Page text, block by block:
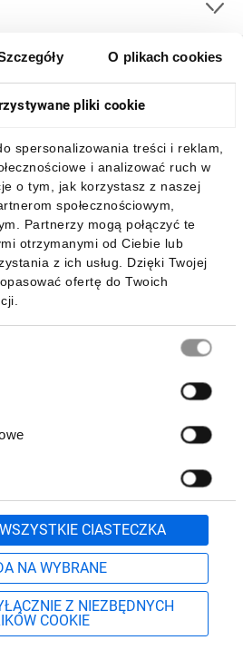
O plikach cookies
pliki cookie
spersonalizowania treści i reklam,
i analizować ruch w
o tym, jak korzystasz z naszej
społecznościowym,
Partnerzy mogą połączyć te
otrzymanymi od Ciebie lub
z ich usług. Dzięki Twojej
ofertę do Twoich
CIASTECZKA
NA WYBRANE
Z NIEZBĘDNYCH
COOKIE
aplikację mobilną:
700 lub
71 37 61 600
kontaktowy